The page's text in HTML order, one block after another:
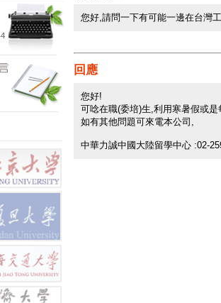
您好,請問一下有可能一邊在台灣
回應
您好!
可唸在職(委培)生,利用寒暑假或
如有其他問題可來電本公司,
中華力誠中國大陸留學中心 :02-